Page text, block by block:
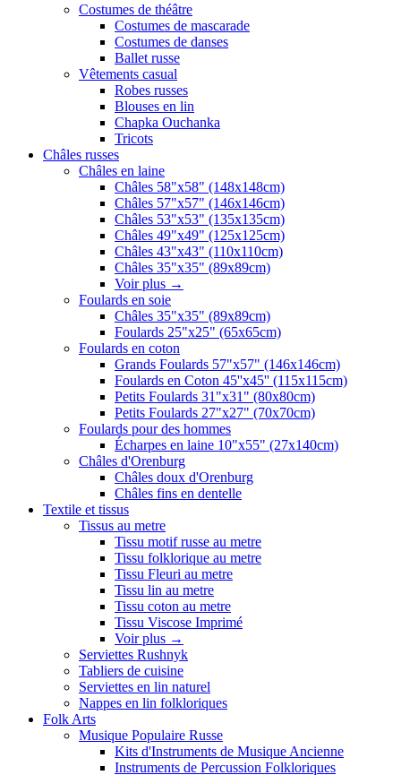
Costumes de théâtre
Costumes de mascarade
Costumes de danses
Ballet russe
Vêtements casual
Robes russes
Blouses en lin
Chapka Ouchanka
Tricots
Châles russes
Châles en laine
Châles 58"x58" (148x148cm)
Châles 57"x57" (146x146cm)
Châles 53"x53" (135x135cm)
Châles 49"x49" (125x125cm)
Châles 43"x43" (110x110cm)
Châles 35"x35" (89x89cm)
Voir plus →
Foulards en soie
Châles 35"x35" (89x89cm)
Foulards 25"x25" (65x65cm)
Foulards en coton
Grands Foulards 57"x57" (146x146cm)
Foulards en Coton 45''x45'' (115x115cm)
Petits Foulards 31"x31" (80x80cm)
Petits Foulards 27"x27" (70x70cm)
Foulards pour des hommes
Écharpes en laine 10"x55" (27x140cm)
Châles d'Orenburg
Châles doux d'Orenburg
Châles fins en dentelle
Textile et tissus
Tissus au metre
Tissu motif russe au metre
Tissu folklorique au metre
Tissu Fleuri au metre
Tissu lin au metre
Tissu coton au metre
Tissu Viscose Imprimé
Voir plus →
Serviettes Rushnyk
Tabliers de cuisine
Serviettes en lin naturel
Nappes en lin folkloriques
Folk Arts
Musique Populaire Russe
Kits d'Instruments de Musique Ancienne
Instruments de Percussion Folkloriques